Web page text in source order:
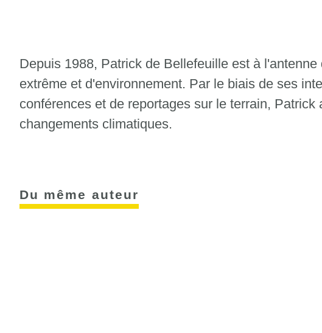
Depuis 1988, Patrick de Bellefeuille est à
extrême et d'environnement. Par le biais de ses
conférences et de reportages sur le terrain,
changements climatiques.
Du même auteur